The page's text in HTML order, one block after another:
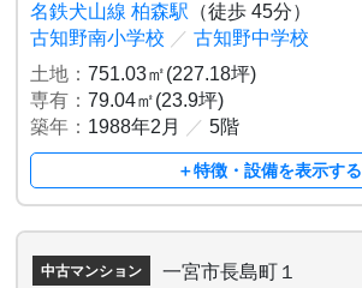
名鉄犬山線 柏森駅 （徒歩 45分）
古知野南小学校 ／ 古知野中学校
土地：751.03㎡(227.18坪)
専有：79.04㎡(23.9坪)
築年： 1988年2月 ／ 5階
＋特徴・設備を表示する
中古マンション
一宮市長島町１